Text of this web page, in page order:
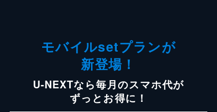
モバイルsetプランが
新登場！
U-NEXTなら毎月のスマホ代が
ずっとお得に！